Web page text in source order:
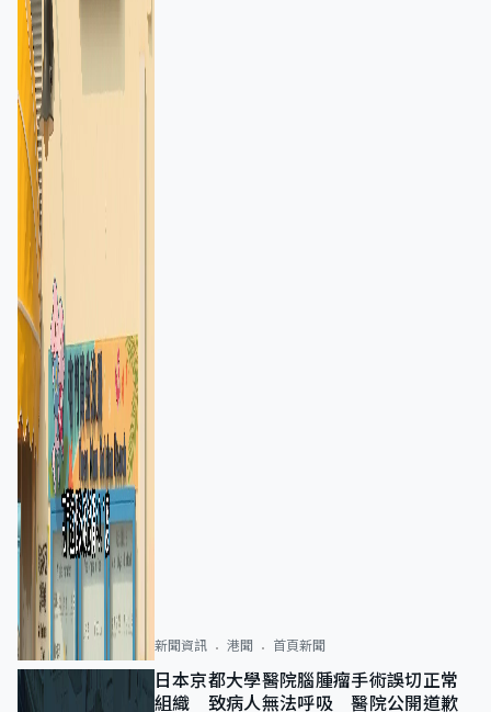
新聞資訊 港聞 首頁新聞
日本京都大學醫院腦腫瘤手術誤切正常
組織 致病人無法呼吸 醫院公開道歉